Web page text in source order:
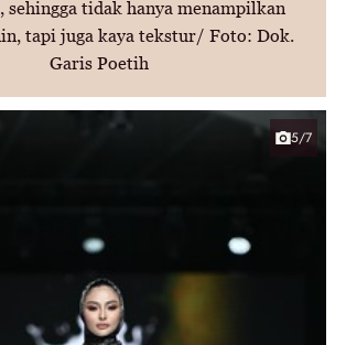
sehingga tidak hanya menampilkan
tapi juga kaya tekstur/ Foto: Dok.
Garis Poetih
5/7